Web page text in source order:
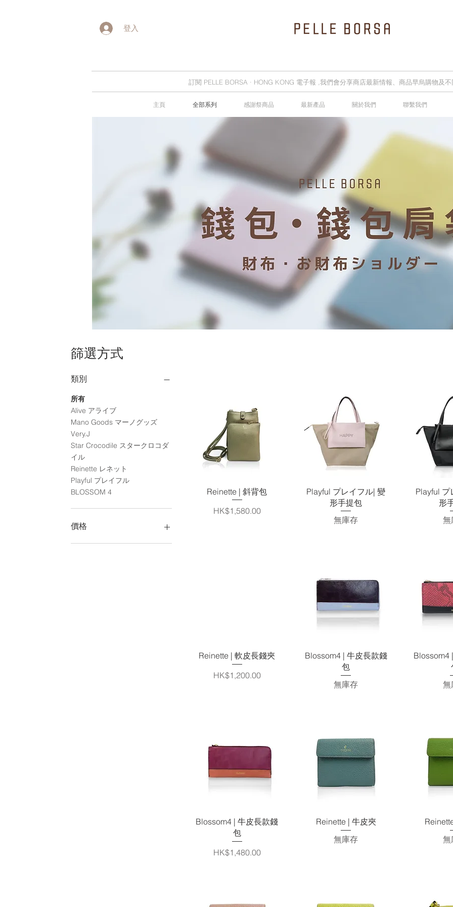
登入
訂閱 PELLE BORSA · HONG KONG 電子報 ,我們會分享商店最新情報、商品早烏購物及
主頁 全部系列 感謝祭商品 最新產品 關於我們 聯繫我們
篩選方式
類別
所有
Alive アライブ
Mano Goods マーノグッズ
Very.J
Star Crocodile スタークロコダ
イル
Reinette レネット
Playful プレイフル
BLOSSOM 4
價格
快速瀏覽
Reinette | 斜背包
價格
HK$1,580.00
快速瀏覽
Playful プレイフル| 變
形手提包
無庫存
快
Playful プ
形
無
快速瀏覽
Reinette | 軟皮長錢夾
價格
HK$1,200.00
快速瀏覽
Blossom4 | 牛皮長款錢
包
無庫存
快
Blossom4
無
快速瀏覽
Blossom4 | 牛皮長款錢
包
價格
HK$1,480.00
快速瀏覽
Reinette | 牛皮夾
無庫存
快
無